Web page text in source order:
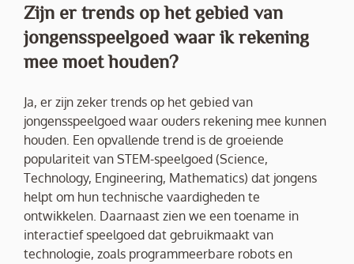
Zijn er trends op het gebied van
jongensspeelgoed waar ik rekening
mee moet houden?
Ja, er zijn zeker trends op het gebied van
jongensspeelgoed waar ouders rekening mee kunnen
houden. Een opvallende trend is de groeiende
populariteit van STEM-speelgoed (Science,
Technology, Engineering, Mathematics) dat jongens
helpt om hun technische vaardigheden te
ontwikkelen. Daarnaast zien we een toename in
interactief speelgoed dat gebruikmaakt van
technologie, zoals programmeerbare robots en